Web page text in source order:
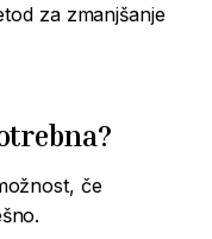
za zmanjšanje
če